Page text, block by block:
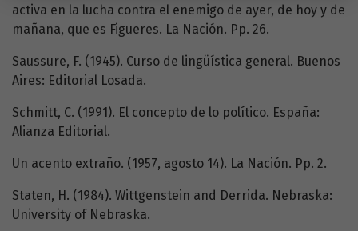
activa en la lucha contra el enemigo de ayer, de hoy y de
mañana, que es Figueres. La Nación. Pp. 26.
Saussure, F. (1945). Curso de lingüística general. Buenos
Aires: Editorial Losada.
Schmitt, C. (1991). El concepto de lo político. España:
Alianza Editorial.
Un acento extraño. (1957, agosto 14). La Nación. Pp. 2.
Staten, H. (1984). Wittgenstein and Derrida. Nebraska:
University of Nebraska.